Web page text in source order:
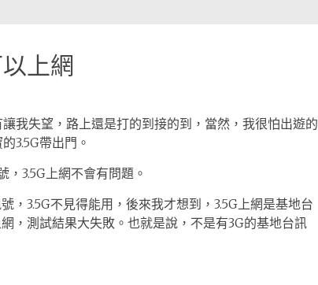
上網
我失望，路上還是打的到接的到，當然，我很怕出遊的
3.5G帶出門。
3.5G上網不會有問題。
3.5G不見得能用，後來我才想到，3.5G上網是基地台
，測試結果大失敗。也就是說，不是有3G的基地台訊